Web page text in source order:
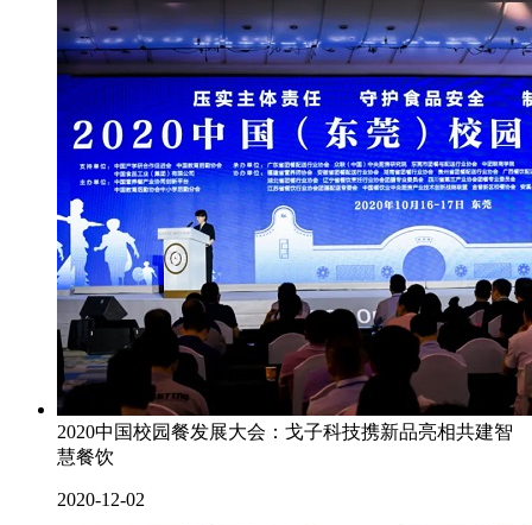
2020中国校园餐发展大会：戈子科技携新品亮相共建智
慧餐饮
2020-12-02